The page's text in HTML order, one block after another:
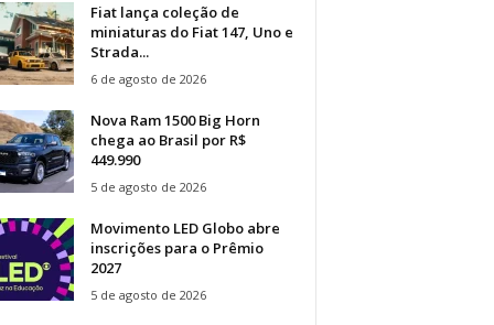
Fiat lança coleção de
miniaturas do Fiat 147, Uno e
Strada...
6 de agosto de 2026
Nova Ram 1500 Big Horn
chega ao Brasil por R$
449.990
5 de agosto de 2026
Movimento LED Globo abre
inscrições para o Prêmio
2027
5 de agosto de 2026